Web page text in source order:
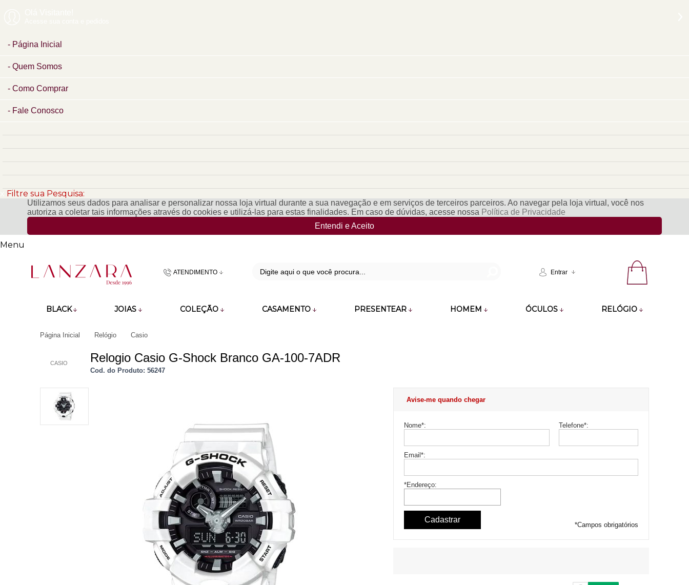
Página Inicial
Quem Somos
Como Comprar
Fale Conosco
Filtre sua Pesquisa:
Utilizamos seus dados para analisar e personalizar nossa loja virtual durante a sua navegação e em serviços de terceiros parceiros. Ao navegar pela loja virtual, você nos
autoriza a coletar tais informações através do cookies e utilizá-las para estas finalidades. Em caso de dúvidas, acesse nossa Política de Privacidade
Entendi e Aceito
Menu
ATENDIMENTO
(48)991860142
Entrar
BLACK JOIAS COLEÇÃO CASAMENTO PRESENTEAR HOMEM ÓCULOS RELÓGIO
Página Inicial Relógio Casio
CASIO Relogio Casio G-Shock Branco GA-100-7ADR
Cod. do Produto: 56247
Avise-me quando chegar
Nome*: Telefone*:
Email *:
*Endereço:
*Campos obrigatórios